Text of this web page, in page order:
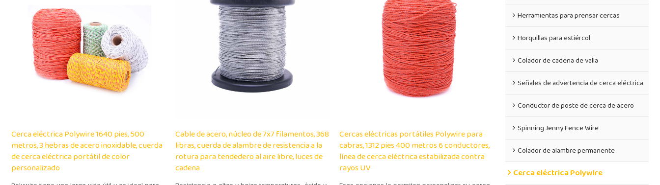
Cerca eléctrica Polywire 1640 pies, 500
metros, 3 hebras de acero inoxidable, cuerda
de cerca eléctrica portátil de color
personalizado
Cable de acero, núcleo de 7x7 filamentos, 368
libras, cuerda de alambre de resistencia a la
rotura para tendedero al aire libre, luces de
cadena
Cercas eléctricas portátiles Polywire para
cabras, 1312 pies 400 metros 6 conductores,
línea de cerca eléctrica estabilizada contra
rayos UV
Herramientas para prensar cercas
Horquillas para estiércol
Colador de cadena de valla
Señales de advertencia de cerca eléctrica
Conductor de poste de cerca de acero
Spinning Jenny Fence Wire
Colador de alambre permanente
Cerca eléctrica Polywire